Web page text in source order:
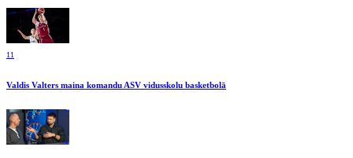
11
Valdis Valters maina komandu ASV vidusskolu basketbolā